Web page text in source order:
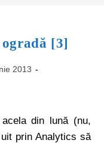
[3]
2013
din lună (nu,
prin Analytics să